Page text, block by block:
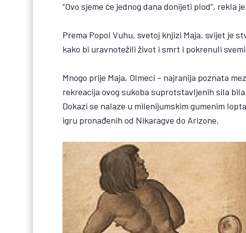
“Ovo sjeme će jednog dana donijeti plod”, rekla je.
Prema Popol Vuhu, svetoj knjizi Maja, svijet je
kako bi uravnotežili život i smrt i pokrenuli
Mnogo prije Maja, Olmeci – najranija poznata
rekreacija ovog sukoba suprotstavljenih sila
Dokazi se nalaze u milenijumskim gumenim
igru pronađenih od Nikaragve do Arizone.